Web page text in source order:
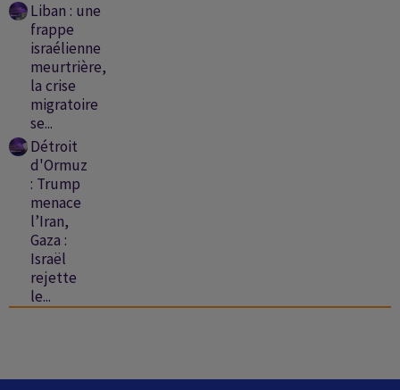
Liban : une
frappe
israélienne
meurtrière,
la crise
migratoire
se...
Détroit
d'Ormuz
: Trump
menace
l’Iran,
Gaza :
Israël
rejette
le...